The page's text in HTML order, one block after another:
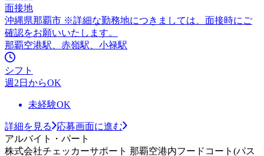
面接地
沖縄県那覇市 ※詳細な勤務地につきましては、面接時にご
確認をお願いいたします。
那覇空港駅、赤嶺駅、小禄駅
シフト
週2日からOK
未経験OK
詳細を見る
応募画面に進む
アルバイト・パート
株式会社チェッカーサポート 那覇空港内フードコート(パス